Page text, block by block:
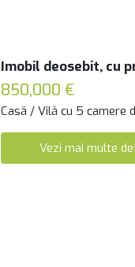
Imobil deosebit, cu
850,000 €
Casă / Vilă cu 5 camere
Vezi mai multe